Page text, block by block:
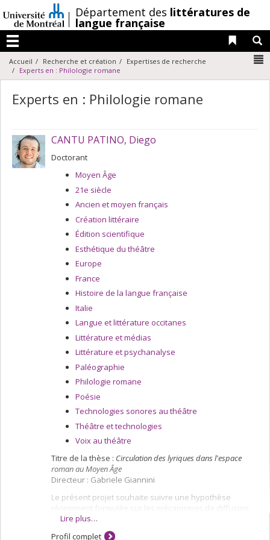
au
contenu
/Département des littératures de
langue française
Menu
Liens
Accueil Recherche et création
Expertises de recherche
Experts en : Philologie romane
Experts en : Philologie romane
CANTU PATINO, Diego
Doctorant
Moyen Âge
21e siècle
Ancien et moyen français
Création littéraire
Édition scientifique
Esthétique du théâtre
Europe
France
Histoire de la langue française
Italie
Langue et littérature occitanes
Littérature et médias
Littérature et psychanalyse
Paléographie
Philologie romane
Poésie
Technologies sonores au théâtre
Théâtre et technologies
Voix au théâtre
Titre de la thèse : Circulation des lyriques dans l'espace
roman au Moyen Âge
Directeur : Gabriele Giannini
Le présent projet souhaite suivre une hypothèse
récemment formulée sur les mécanismes de diffusion
des traditions lyriques en langue romane au Moyen Âge
central, et qui, de ce fait, remet en question un acquis
Lire plus…
Profil complet